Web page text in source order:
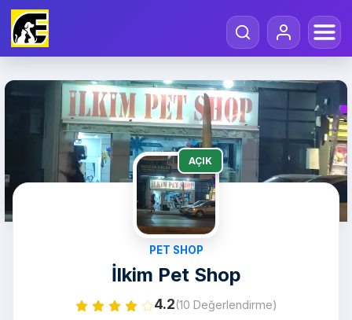
AÇIK
PET SHOP
İlkim Pet Shop
4.2(10 Değerlendirme)